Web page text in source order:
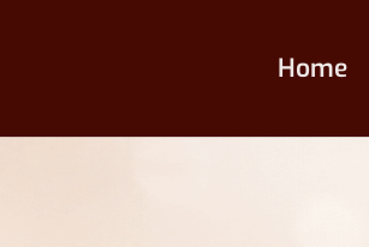
Home